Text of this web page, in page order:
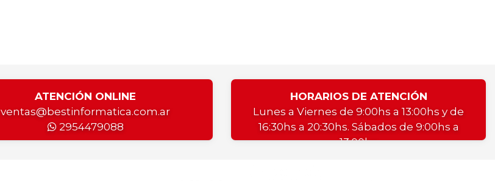
ATENCIÓN ONLINE
ventas@bestinformatica.com.ar
2954479088
HORARIOS DE ATENCIÓN
Lunes a Viernes de 9:00hs a 13:00hs y de
16:30hs a 20:30hs. Sábados de 9:00hs a
13:00hs